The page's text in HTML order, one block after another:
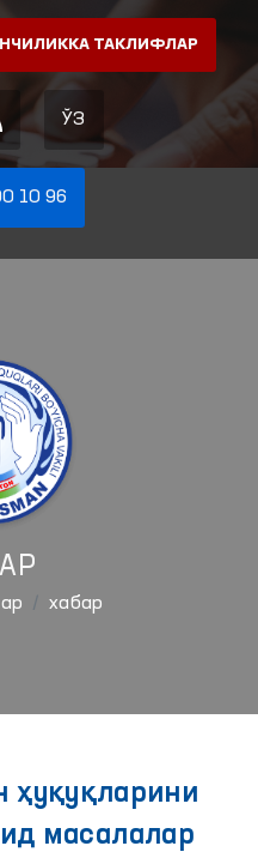
ТАКЛИФЛАР
ЎЗ
10 96
хабар
ҳуқуқларини
масалалар